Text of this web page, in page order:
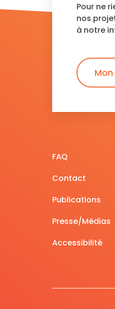
Pour ne
nos
à notre
FAQ
Contact
Publications
Presse/Médias
Accessibilité